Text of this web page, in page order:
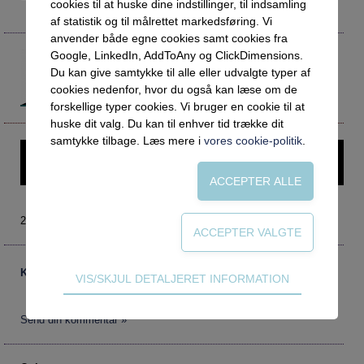
Netværk
Intelligens
Uddannelser under corona
Vejledningsindsatsen under corona
Professioner under pres
Veje til virkeligheden
Data og dialog
Abonnement
Tilmelding og prøveperiode
Abonnementspriser
Vilkår og betingelser
Rolf Plant
Fotojournalist
2004 nr. 1
Kommentarer
Send din kommentar »
cookies til at huske dine indstillinger, til indsamling
af statistik og til målrettet markedsføring. Vi
anvender både egne cookies samt cookies fra
Google, LinkedIn, AddToAny og ClickDimensions.
Du kan give samtykke til alle eller udvalgte typer af
cookies nedenfor, hvor du også kan læse om de
forskellige typer cookies. Vi bruger en cookie til at
huske dit valg. Du kan til enhver tid trække dit
samtykke tilbage. Læs mere i vores cookie-politik
Teknisk
Tekniske cookies er nødvendige for hjemmesidens
ikke fravælges.
VIS/SKJUL DETALJERET INFORMATION